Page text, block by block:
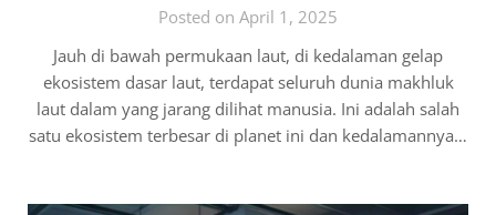
Posted on April 1, 2025
Jauh di bawah permukaan laut, di kedalaman gelap
ekosistem dasar laut, terdapat seluruh dunia makhluk
laut dalam yang jarang dilihat manusia. Ini adalah salah
satu ekosistem terbesar di planet ini dan kedalamannya…